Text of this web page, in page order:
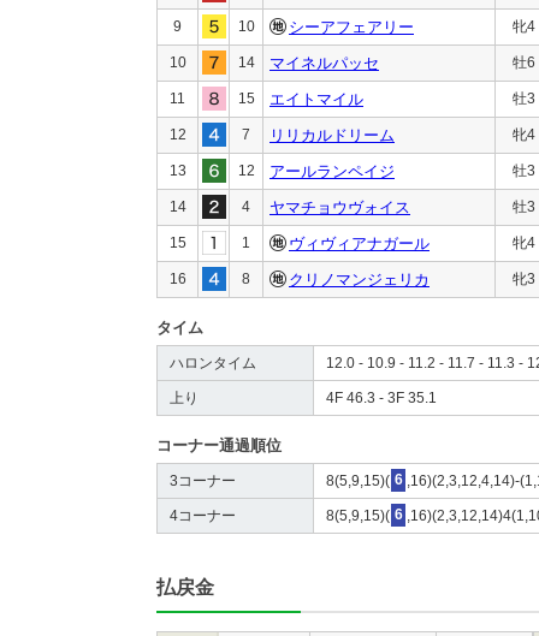
9 10 シーアフェアリー 牝4
10 14 マイネルパッセ 牡6
11 15 エイトマイル 牡3
12 7 リリカルドリーム 牝4
13 12 アールランペイジ 牡3
14 4 ヤマチョウヴォイス 牡3
15 1 ヴィヴィアナガール 牝4
16 8 クリノマンジェリカ 牝3
タイム
ハロンタイム 12.0 - 10.9 - 11.2 - 11.7 - 11.3 -
上り 4F 46.3 - 3F 35.1
コーナー通過順位
3コーナー 8(5,9,15)( 6 ,16)(2,3,12,4,14)-
4コーナー 8(5,9,15)( 6
払戻金